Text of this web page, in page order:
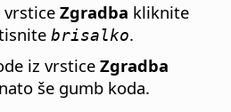
vrstice Zgradba kliknite
brisalko.
iz vrstice Zgradba
še gumb koda.